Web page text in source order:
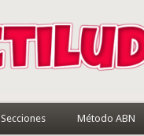
Secciones Método ABN